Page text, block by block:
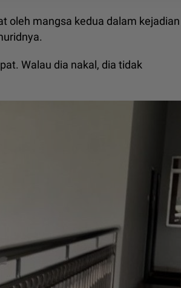
oleh mangsa kedua dalam kejadian
Walau dia nakal, dia tidak